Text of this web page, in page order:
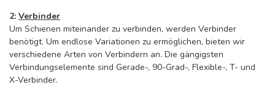
2: Verbinder
Um Schienen miteinander zu verbinden, werden Verbinder
benötigt. Um endlose Variationen zu ermöglichen, bieten wir
verschiedene Arten von Verbindern an. Die gängigsten
Verbindungselemente sind Gerade-, 90-Grad-, Flexible-, T- und
X-Verbinder.